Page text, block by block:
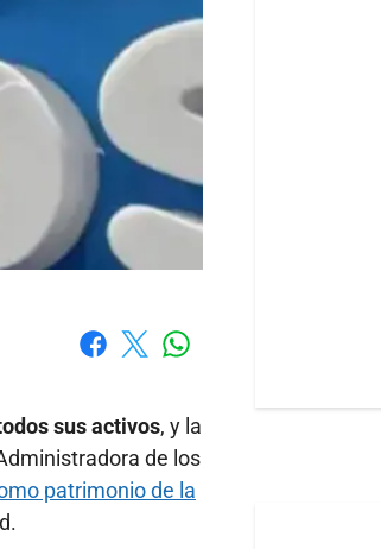
sus activos, y la
de los
patrimonio de la